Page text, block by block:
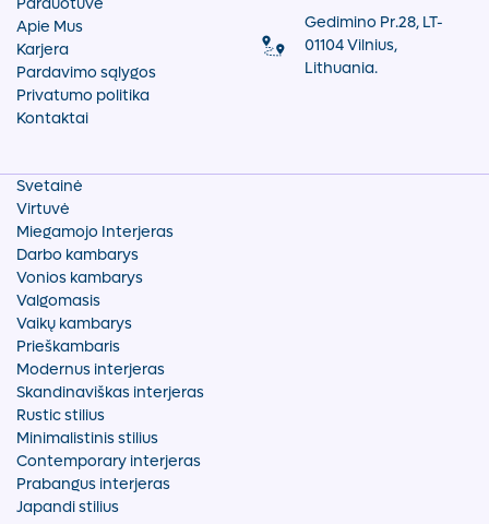
Apie Mus
Karjera
Pardavimo sąlygos
Privatumo politika
Kontaktai
Gedimino Pr.28, LT-
01104 Vilnius,
Lithuania.
Svetainė
Virtuvė
Miegamojo Interjeras
Darbo kambarys
Vonios kambarys
Valgomasis
Vaikų kambarys
Prieškambaris
Modernus interjeras
Skandinaviškas interjeras
Rustic stilius
Minimalistinis stilius
Contemporary interjeras
Prabangus interjeras
Japandi stilius